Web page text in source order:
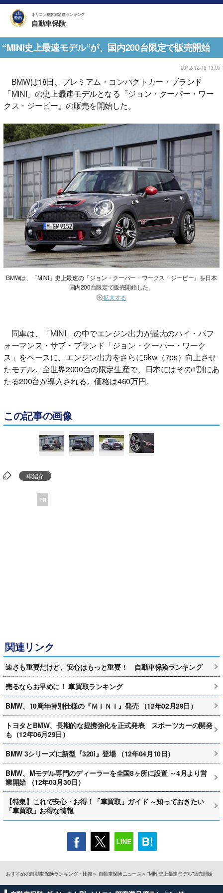
オリコン顧客満足度ランキング
自動車保険
“MINI史上最速モデル”が、国内200台限定で販売開始
2012-12-18 13:05
BMWは18日、プレミアム・コンパクトカー・ブランド
「MINI」の史上最速モデルとなる『ジョン・クーパー・ワー
クス・ジーピー』の販売を開始した。
BMWは、「MINI」史上最速の『ジョン・クーパー・ワークス・ジーピー』を日本
国内200台限定で販売開始した。
拡大する
同車は、「MINI」の中でエンジン出力が最大のハイ・パフ
ォーマンス・サブ・ブランド「ジョン・クーパー・ワーク
ス」をベースに、エンジン出力をさらに5kw（7ps）向上させ
たモデル。全世界2000台の限定生産で、日本にはその1割にあ
たる200台が導入される。価格は460万円。
この記事の画像
車紹介
PR
関連リンク
速さも重要だけど、安心はもっと重要！ 自動車保険ランキング
売るならお早めに！ 車買取ランキング
BMW、10周年特別仕様の『ＭＩＮＩ』発売 （12年02月29日）
トヨタとBMW、長期的な提携強化を正式発表 スポーツカーの開発
も（12年06月29日）
BMW 3シリーズに新型『320i』登場 （12年04月10日）
BMW、Mモデル専門のディーラーを全国8ヶ所に設置 ～4月より営
業開始 （12年03月30日）
【特集】これで安心・お得！「車買取」ガイド ～知っておきたい
「車買取」お得な情報
おすすめの自動車保険ランキング・比較 自動車保険ニュース “MINI史上最速モデル”販売開始